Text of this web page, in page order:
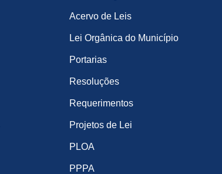
Acervo de Leis
Lei Orgânica do Município
Portarias
Resoluções
Requerimentos
Projetos de Lei
PLOA
PPPA